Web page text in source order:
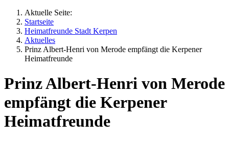
Aktuelle Seite:
Startseite
Heimatfreunde Stadt Kerpen
Aktuelles
Prinz Albert-Henri von Merode empfängt die Kerpener
Heimatfreunde
Prinz Albert-Henri von Merode
empfängt die Kerpener
Heimatfreunde